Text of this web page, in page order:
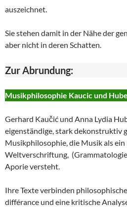
auszeichnet.
Sie stehen damit in der Nähe der
aber nicht in deren Schatten.
Zur Abrundung:
Musikphilosophie Kaucic und
Gerhard Kaučić und Anna Lydia
eigenständige, stark dekonstruktiv
Musikphilosophie, die Musik als ein
Weltverschriftung,
Aporie versteht.
Ihre Texte verbinden
différance und eine kritische